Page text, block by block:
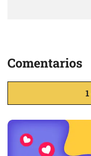
Comentarios